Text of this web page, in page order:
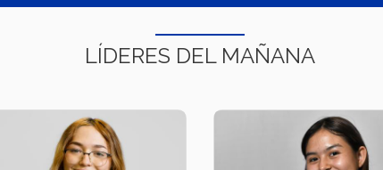
LÍDERES DEL MAÑANA